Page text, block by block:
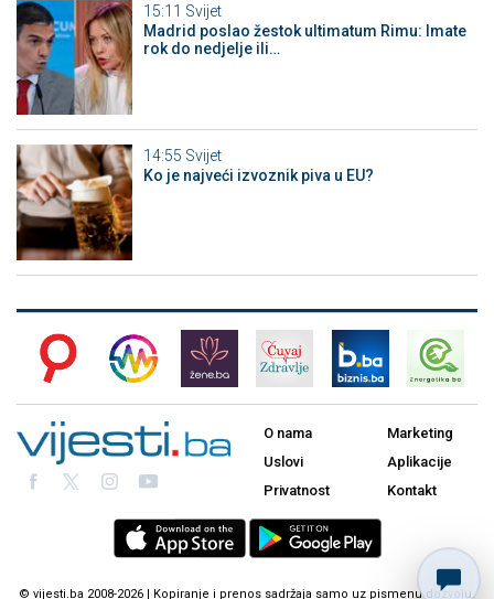
15:11 Svijet
Madrid poslao žestok ultimatum Rimu: Imate
rok do nedjelje ili…
14:55 Svijet
Ko je najveći izvoznik piva u EU?
O nama
Uslovi
Privatnost
Marketing
Aplikacije
Kontakt
© vijesti.ba 2008-2026 | Kopiranje i prenos sadržaja samo uz pismenu dozvolu.